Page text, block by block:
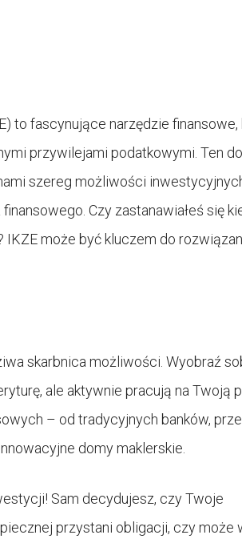
to fascynujące narzędzie finansowe,
przywilejami podatkowymi. Ten
szereg możliwości
Czy zastanawiałeś się
może być kluczem do
skarbnica możliwości. Wyobraź
ale aktywnie pracują na Twoją
– od tradycyjnych banków,
domy maklerskie.
Sam decydujesz, czy Twoje
przystani obligacji, czy może